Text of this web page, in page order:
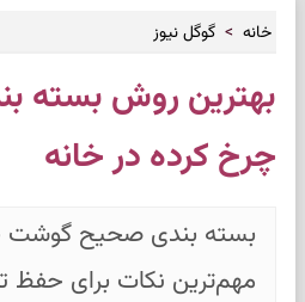
خانه گوگل نیوز
بهترین روش بسته
چرخ کرده در خانه
بسته‌ بندی صحیح گوشت
مهم‌ترین نکات برای حفظ